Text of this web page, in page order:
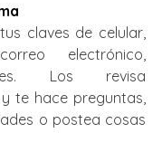
claves de celular,
electrónico,
Los revisa
te hace preguntas,
o postea cosas